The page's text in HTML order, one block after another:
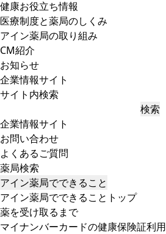
健康お役立ち情報
医療制度と薬局のしくみ
アイン薬局の取り組み
CM紹介
お知らせ
企業情報サイト
サイト内検索
検索
企業情報サイト
お問い合わせ
よくあるご質問
薬局検索
アイン薬局でできること
アイン薬局でできることトップ
薬を受け取るまで
マイナンバーカードの健康保険証利用